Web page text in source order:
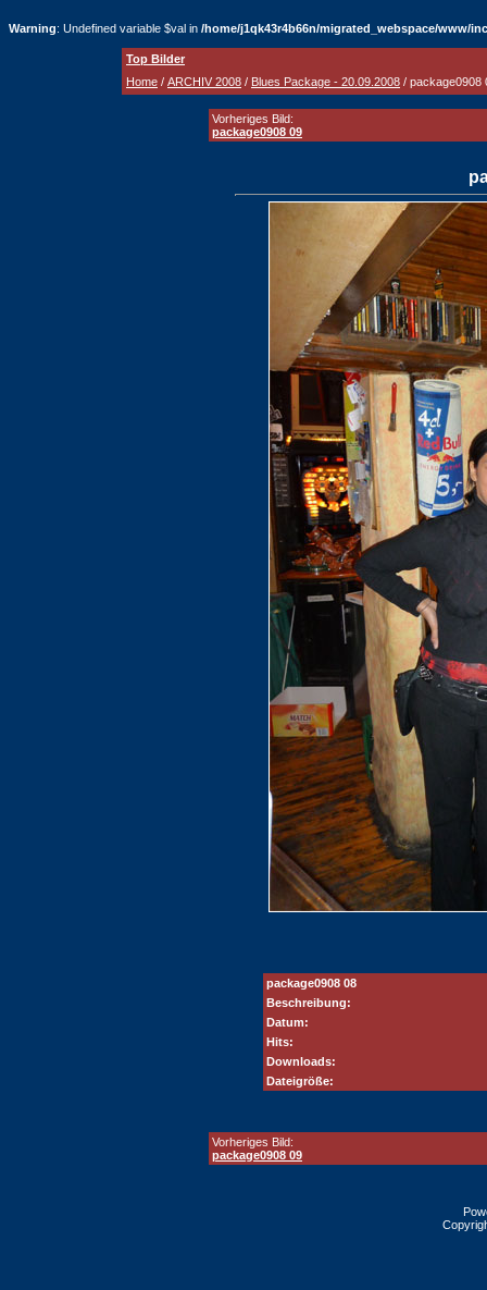
Warning: Undefined variable $val in /home/j1qk43r4b66n/migrated_webspace/www/
Top Bilder
Home / ARCHIV 2008 / Blues Package - 20.09.2008 / package0908
Vorheriges Bild:
package0908 09
package0908 08
Beschreibung:
Datum:
Hits:
Downloads:
Dateigröße:
Vorheriges Bild:
package0908 09